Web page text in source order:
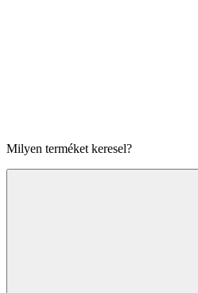
Milyen terméket keresel?